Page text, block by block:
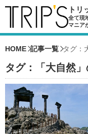
トリ
全て現
マニア
HOME 記事一覧 タグ：
タグ：「大自然